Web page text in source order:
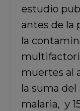
estudio
antes de la
la
muertes al
la suma
malaria, y